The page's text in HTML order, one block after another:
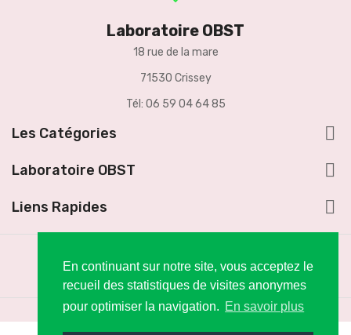
En continuant sur notre site, vous acceptez le
recueil des statistiques de visites anonymes
pour optimiser la navigation. En savoir plus
Laboratoire OBST
18 rue de la mare
71530 Crissey
Tél: 06 59 04 64 85
Les Catégories 
Laboratoire OBST 
Liens Rapides 